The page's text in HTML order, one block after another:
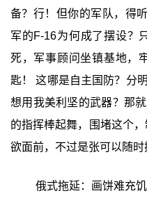
备？行！但你的军队，得
军的F-16为何成了摆设？
死，军事顾问坐镇基地，
匙！ 这哪是自主国防？分
想用我美利坚的武器？那
的指挥棒起舞，围堵这个
欲面前，不过是张可以随时
俄式拖延：画饼难充饥